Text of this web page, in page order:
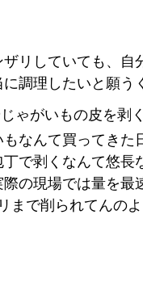
リしていても、自
調理したいと願
じゃがいもの皮を剥
なんて買ってき
で剥くなんて悠長
の現場では量を
まで削られてんの